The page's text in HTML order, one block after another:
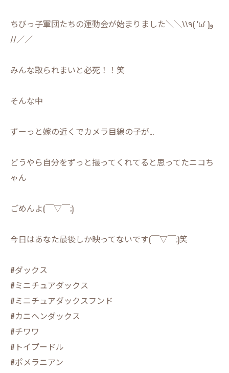
ちびっ子軍団たちの運動会が始まりました＼＼\\٩( 'ω' )و
//／／
みんな取られまいと必死！！笑
そんな中
ずーっと嫁の近くでカメラ目線の子が…
どうやら自分をずっと撮ってくれてると思ってたニコち
ゃん
ごめんよ(￣▽￣;)
今日はあなた最後しか映ってないです(￣▽￣;)笑
#ダックス
#ミニチュアダックス
#ミニチュアダックスフンド
#カニヘンダックス
#チワワ
#トイプードル
#ポメラニアン